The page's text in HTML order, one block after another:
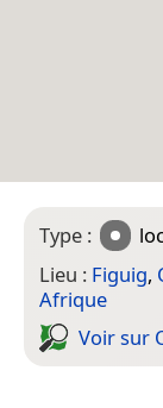
Type :
Lieu : Figuig,
Afrique
Voir sur